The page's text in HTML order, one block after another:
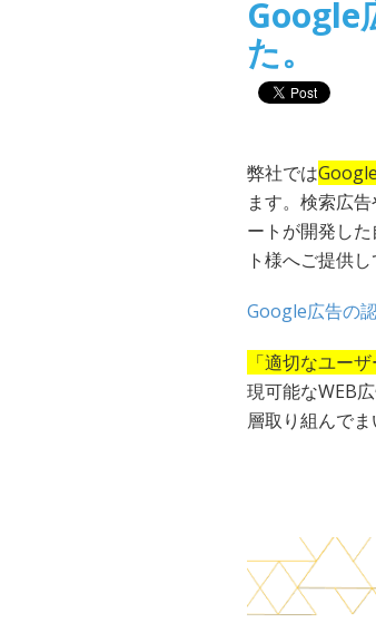
Google
た。
弊社では
ます。検索広
ートが開発し
ト様へご提供し
Google広告の
「適切なユー
現可能なWEB
層取り組んでま